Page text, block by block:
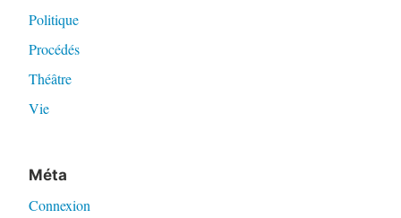
Politique
Procédés
Théâtre
Vie
Méta
Connexion